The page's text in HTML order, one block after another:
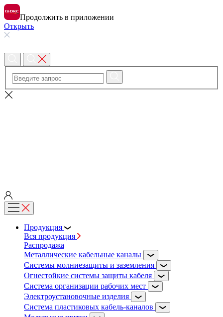
Продолжить в приложении
Открыть
Продукция
Вся продукция
Распродажа
Металлические кабельные каналы
Системы молниезащиты и заземления
Огнестойкие системы защиты кабеля
Система организации рабочих мест
Электроустановочные изделия
Система пластиковых кабель-каналов